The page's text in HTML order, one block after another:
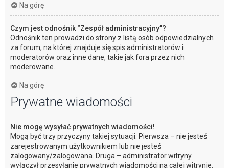
Na górę
Czym jest odnośnik “Zespół administracyjny”?
Odnośnik ten prowadzi do strony z listą osób odpowiedzialnych
za forum, na której znajduje się spis administratorów i
moderatorów oraz inne dane, takie jak fora przez nich
moderowane.
Na górę
Prywatne wiadomości
Nie mogę wysyłać prywatnych wiadomości!
Mogą być trzy przyczyny takiej sytuacji. Pierwsza – nie jesteś
zarejestrowanym użytkownikiem lub nie jesteś
zalogowany/zalogowana. Druga – administrator witryny
wyłączył przesyłanie prywatnych wiadomości na całej witrynie.